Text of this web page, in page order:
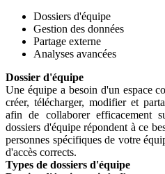
Dossiers d'équipe
Gestion des données
Partage externe
Analyses avancées
Dossier d'équipe
Une équipe a besoin d'un espace
créer, télécharger, modifier et
afin de collaborer efficacement
dossiers d'équipe répondent à ce
personnes spécifiques de votre
d'accès corrects.
Types de dossiers d'équipe